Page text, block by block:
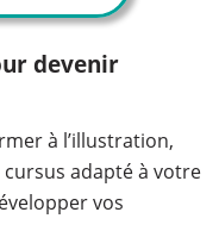
devenir
à l’illustration,
cursus adapté à votre
vos